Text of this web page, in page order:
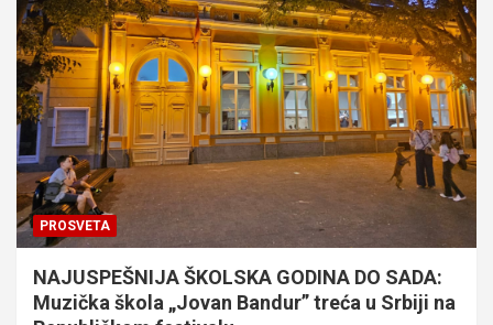
PROSVETA
NAJUSPEŠNIJA ŠKOLSKA GODINA DO SADA:
Muzička škola „Jovan Bandur” treća u Srbiji na